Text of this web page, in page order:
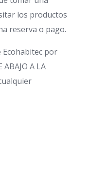
los productos
reserva o pago.
Ecohabitec por
A LA